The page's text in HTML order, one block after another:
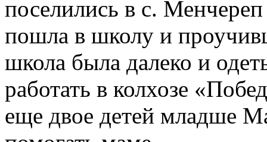
поселились в с.
пошла в школу и
школа была далеко и
работать в колхозе
еще двое детей младше